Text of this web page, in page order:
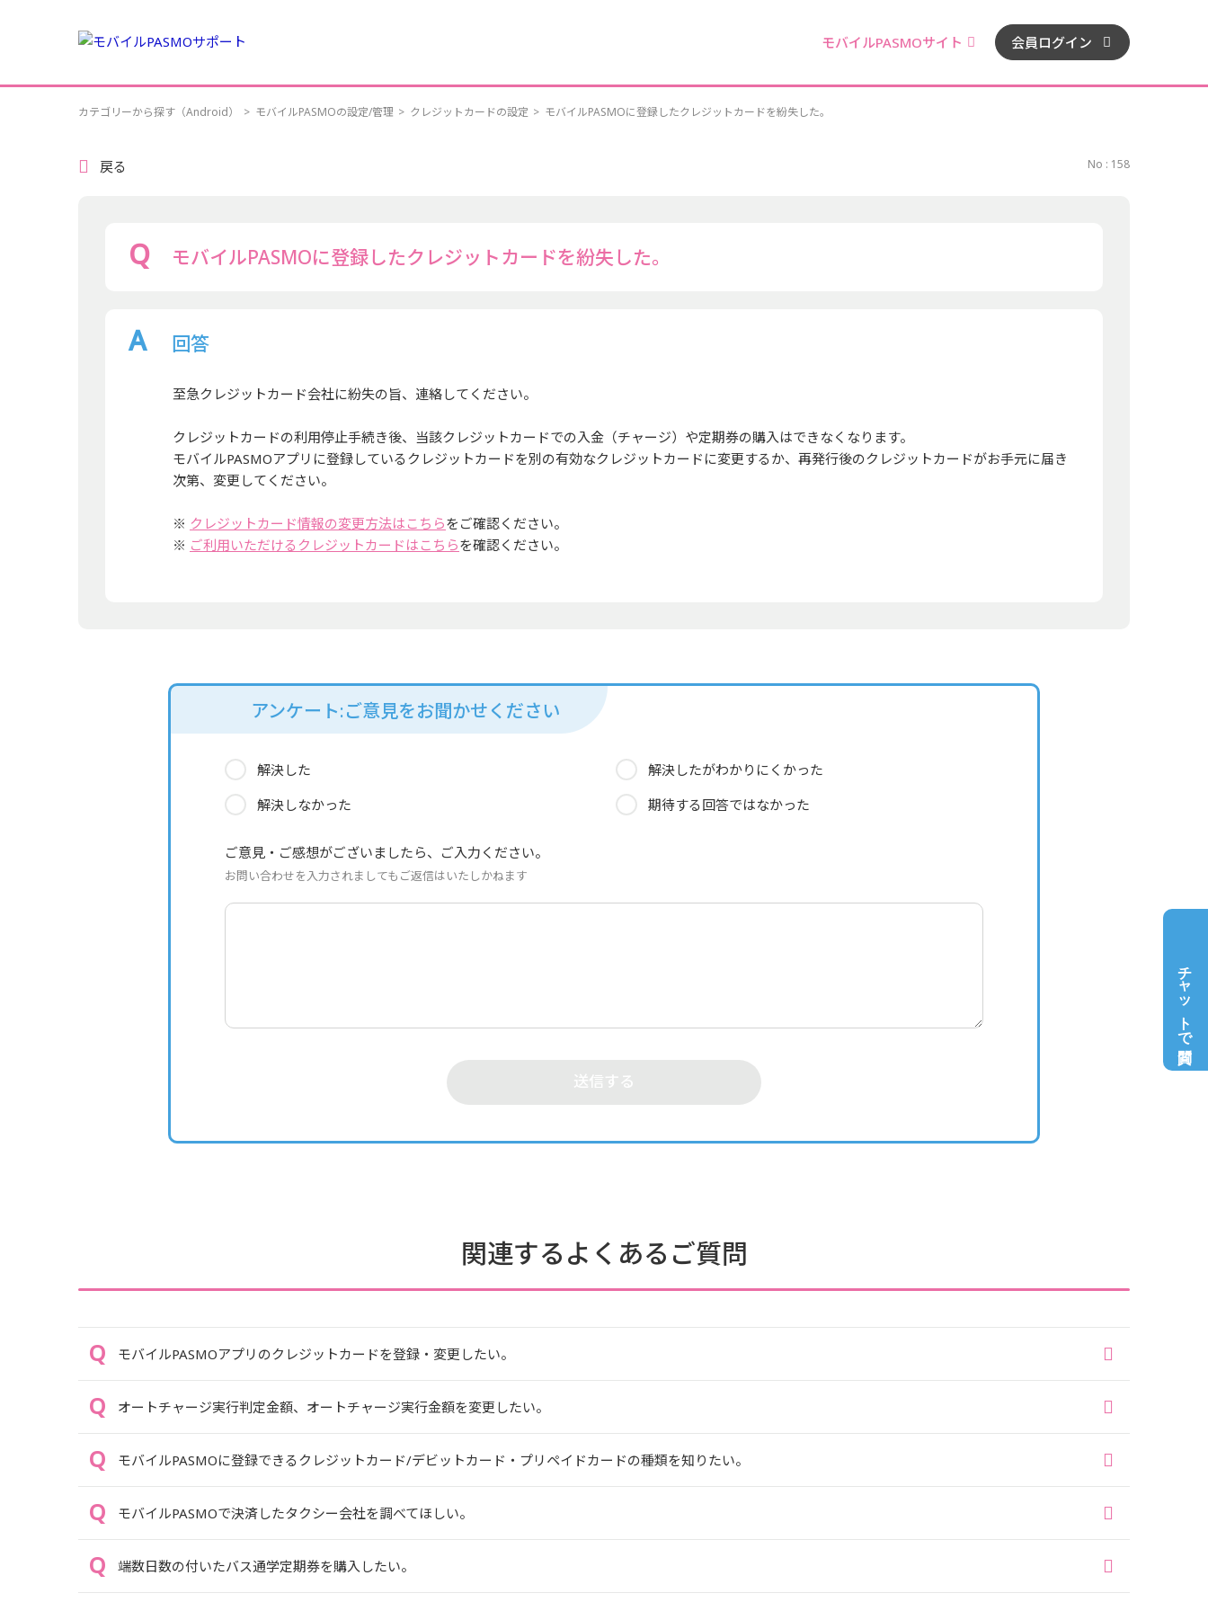
モバイルPASMOサイト 会員ログイン
チャットで質問
カテゴリーから探す（Android） > モバイルPASMOの設定/管理 > クレジットカードの設定 > モバイルPASMOに登録したクレジットカードを紛失した。
戻る No : 158
モバイルPASMOに登録したクレジットカードを紛失した。
回答
至急クレジットカード会社に紛失の旨、連絡してください。
クレジットカードの利用停止手続き後、当該クレジットカードでの入金（チャージ）や定期券の購入はできなくなります。
モバイルPASMOアプリに登録しているクレジットカードを別の有効なクレジットカードに変更するか、再発行後のクレジットカードがお手元に届き
次第、変更してください。
※ クレジットカード情報の変更方法はこちらをご確認ください。
※ ご利用いただけるクレジットカードはこちらを確認ください。
アンケート:ご意見をお聞かせください
解決した
解決したがわかりにくかった
解決しなかった
期待する回答ではなかった
ご意見・ご感想がございましたら、ご入力ください。
お問い合わせを入力されましてもご返信はいたしかねます
関連するよくあるご質問
モバイルPASMOアプリのクレジットカードを登録・変更したい。
オートチャージ実行判定金額、オートチャージ実行金額を変更したい。
モバイルPASMOに登録できるクレジットカード/デビットカード・プリペイドカードの種類を知りたい。
モバイルPASMOで決済したタクシー会社を調べてほしい。
端数日数の付いたバス通学定期券を購入したい。